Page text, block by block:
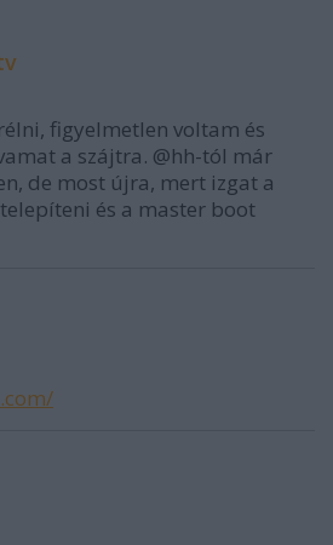
figyelmetlen voltam és
a szájtra. @hh-tól már
de most újra, mert izgat a
és a master boot